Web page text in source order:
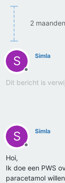
2
S
Offline
Simla
Dit bericht is
S
Offline
Simla
Hoi,
Ik doe een PWS
paracetamol